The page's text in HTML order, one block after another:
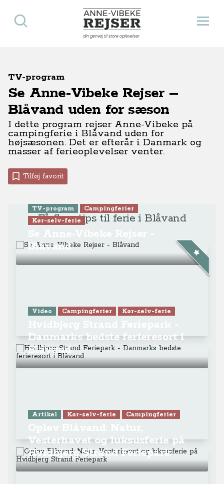
Anne-Vibeke Rejser
din genvej til store oplevelser
Åbn
Søg
TV-program
Se Anne-Vibeke Rejser –
Blåvand uden for sæson
I dette program rejser Anne-Vibeke på
campingferie i Blåvand uden for
højsæsonen. Det er efterår i Danmark og
masser af ferieoplevelser venter.
Tilføj favorit
Få flere tips til ferie i Blåvand
TV-program
Campingferier
Kør-selv-ferie
Blåvand
Video Campingferier Kør-selv-ferie
Danmarks bedste ferieresort i
Blåvand
Artikel Kør-selv-ferie Campingferier
Vesterhavet og luksusferie på
Hvidbjerg Strand Feriepark